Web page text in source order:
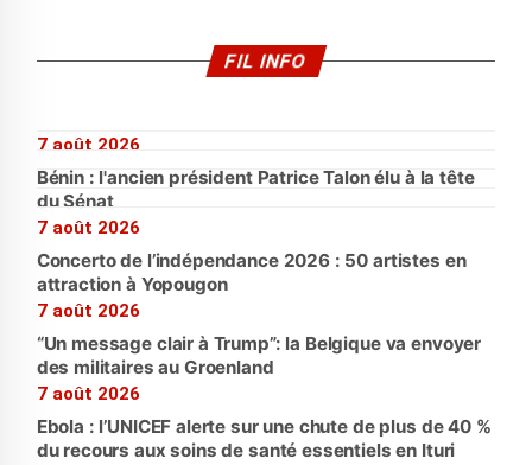
FIL INFO
7 août 2026
Bénin : l'ancien président Patrice Talon élu à la tête
du Sénat
7 août 2026
Concerto de l’indépendance 2026 : 50 artistes en
attraction à Yopougon
7 août 2026
“Un message clair à Trump”: la Belgique va envoyer
des militaires au Groenland
7 août 2026
Ebola : l’UNICEF alerte sur une chute de plus de 40 %
du recours aux soins de santé essentiels en Ituri